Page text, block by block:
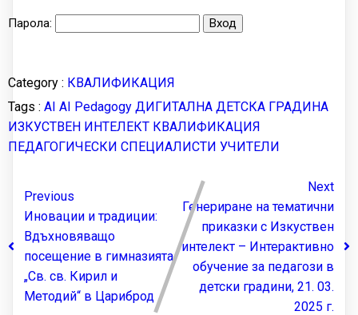
Парола:
Category : КВАЛИФИКАЦИЯ
Tags : AI AI Pedagogy ДИГИТАЛНА ДЕТСКА ГРАДИНА
ИЗКУСТВЕН ИНТЕЛЕКТ КВАЛИФИКАЦИЯ
ПЕДАГОГИЧЕСКИ СПЕЦИАЛИСТИ УЧИТЕЛИ
Previous
Иновации и традиции:
Вдъхновяващо
посещение в гимназията
„Св. св. Кирил и
Методий“ в Цариброд
Next
Генериране на тематични
приказки с Изкуствен
интелект – Интерактивно
обучение за педагози в
детски градини, 21. 03.
2025 г.